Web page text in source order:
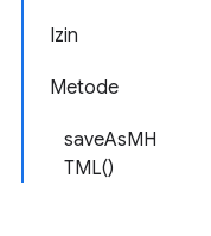
Izin
Metode
saveAsMH
TML()